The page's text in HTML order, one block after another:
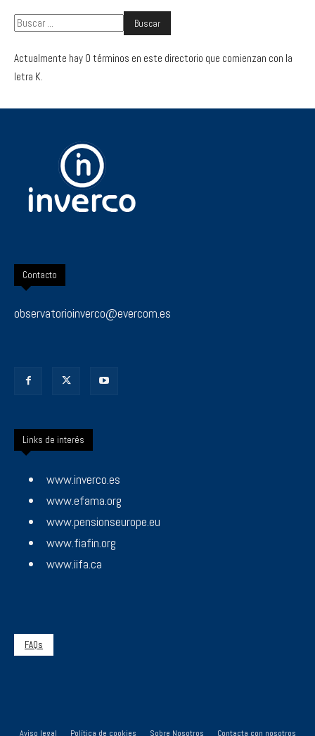
Actualmente hay 0 términos en este directorio que comienzan con la
letra K.
Contacto
observatorioinverco@evercom.es
Links de interés
www.inverco.es
www.efama.org
www.pensionseurope.eu
www.fiafin.org
www.iifa.ca
FAQs
Aviso legal Política de cookies Sobre Nosotros Contacta con nosotros